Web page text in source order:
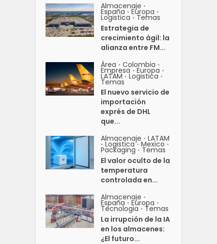
Almacenaje •
España • Europa •
Logistica • Temas
Estrategia de
crecimiento ágil: la
alianza entre FM...
Área • Colombia •
Empresa • Europa •
LATAM • Logistica •
Temas
El nuevo servicio de
importación
exprés de DHL
que...
Almacenaje • LATAM
• Logistica • Mexico •
Packaging • Temas
El valor oculto de la
temperatura
controlada en...
Almacenaje •
España • Europa •
Tecnologia • Temas
La irrupción de la IA
en los almacenes:
¿El futuro...